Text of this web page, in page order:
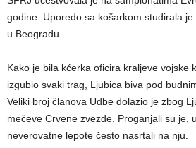
godine. Uporedo sa košarkom studirala
u Beogradu.
Kako je bila kćerka oficira kraljeve vojske
izgubio svaki trag, Ljubica biva pod
Veliki broj članova Udbe dolazio je zbog
mečeve Crvene zvezde. Proganjali su je,
neverovatne lepote često nasrtali na nju.